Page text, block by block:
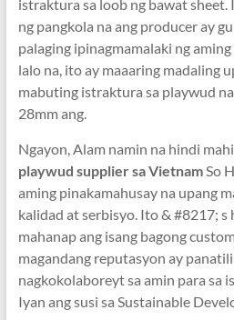
istraktura sa loob ng bawat sheet.
ng pangkola na ang producer ay
palaging ipinagmamalaki ng
lalo na, ito ay maaaring madaling
mabuting istraktura sa playwud
28mm ang.
Ngayon, Alam namin na hindi
playwud supplier sa VietnamSo
aming pinakamahusay na upang
kalidad at serbisyo. Ito & #8217;
mahanap ang isang bagong
magandang reputasyon ay
nagkokolaboreyt sa amin para sa
Iyan ang susi sa Sustainable